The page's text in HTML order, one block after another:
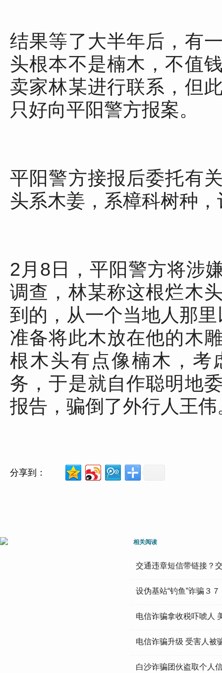
结果等了大半年后，有
头根本不是楠木，不值
卖家林某进行联系，但
只好向平阳警方报案。
平阳警方接报后委托有
头系木姜，系樟科树种
2月8日，平阳警方将涉
调查，林某称这根烂木
到的，从一个当地人那
准备将此木放在他的木
根木头有点像楠木，考
务，于是就自作聪明地
报告，骗倒了外行人王伟
分享到：
相关阅读
交通违章短信带链接？
设伪基站“钓鱼”诈骗３
电信诈骗拿收税吓唬人
电信诈骗升级 受害人被
白沙诈骗团伙盗取个人